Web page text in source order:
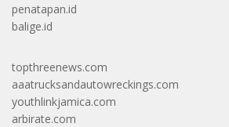
penatapan.id
balige.id
topthreenews.com
aaatrucksandautowreckings.com
youthlinkjamica.com
arbirate.com